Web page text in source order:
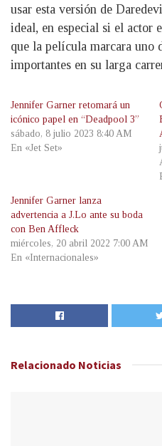
usar esta versión de
ideal, en especial si el actor
que la película marcara uno
importantes en su larga
Jennifer Garner retomará un
icónico papel en “Deadpool 3”
sábado, 8 julio 2023 8:40 AM
En «Jet Set»
Jennifer Garner lanza
advertencia a J.Lo ante su boda
con Ben Affleck
miércoles, 20 abril 2022 7:00 AM
En «Internacionales»
Relacionado Noticias